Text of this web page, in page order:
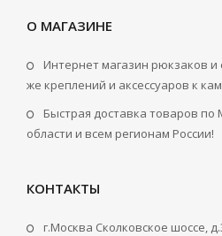
О МАГАЗИНЕ
Интернет магазин рюкзаков и
же креплений и аксессуаров к
Быстрая доставка товаров по
области и всем регионам России!
КОНТАКТЫ
г.Москва Сколковское шоссе,